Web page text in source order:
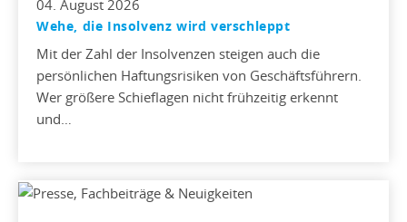
04. August 2026
Wehe, die Insolvenz wird verschleppt
Mit der Zahl der Insolvenzen steigen auch die
persönlichen Haftungsrisiken von Geschäftsführern.
Wer größere Schieflagen nicht frühzeitig erkennt
und…